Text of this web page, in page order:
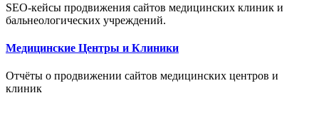
SEO-кейсы продвижения сайтов медицинских клиник и
бальнеологических учреждений.
Медицинские Центры и Клиники
Отчёты о продвижении сайтов медицинских центров и
клиник